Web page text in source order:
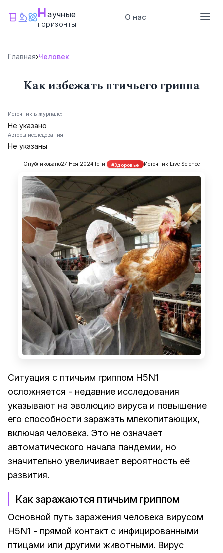
Научные
горизонты
О нас
Главная›Человек
Как избежать птичьего гриппа
Источник в журнале:
Не указано
Авторы исследования:
Не указаны
Опубликовано27 Ноя 2024Теги: #Здоровье Источник:Live Science
Ситуация с птичьим гриппом H5N1
осложняется - недавние исследования
указывают на эволюцию вируса и повышение
его способности заражать млекопитающих,
включая человека. Это не означает
автоматического начала пандемии, но
значительно увеличивает вероятность её
развития.
Как заражаются птичьим гриппом
Основной путь заражения человека вирусом
H5N1 - прямой контакт с инфицированными
птицами или другими животными. Вирус